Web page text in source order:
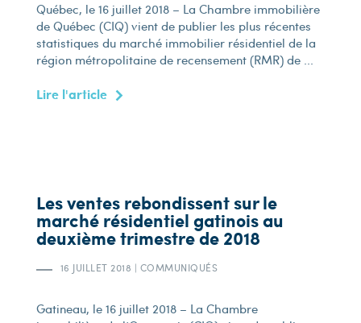
Québec, le 16 juillet 2018 – La Chambre immobilière
de Québec (CIQ) vient de publier les plus récentes
statistiques du marché immobilier résidentiel de la
région métropolitaine de recensement (RMR) de ...
Lire l'article
Les ventes rebondissent sur le
marché résidentiel gatinois au
deuxième trimestre de 2018
16 JUILLET 2018 | COMMUNIQUÉS
Gatineau, le 16 juillet 2018 – La Chambre